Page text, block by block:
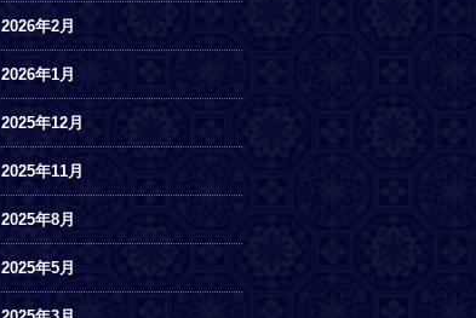
2026年2月
2026年1月
2025年12月
2025年11月
2025年8月
2025年5月